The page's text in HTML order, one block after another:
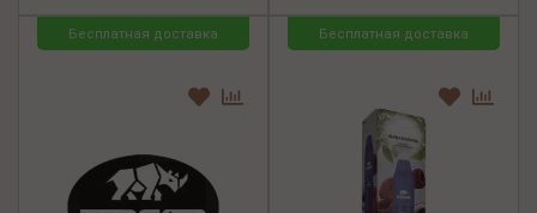
Бесплатная доставка Бесплатная доставка